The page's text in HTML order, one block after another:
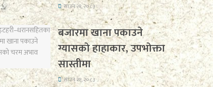
साउन २१, २०८३
बजारमा खाना पकाउने
ग्यासको हाहाकार, उपभोक्ता
सास्तीमा
साउन २१, २०८३